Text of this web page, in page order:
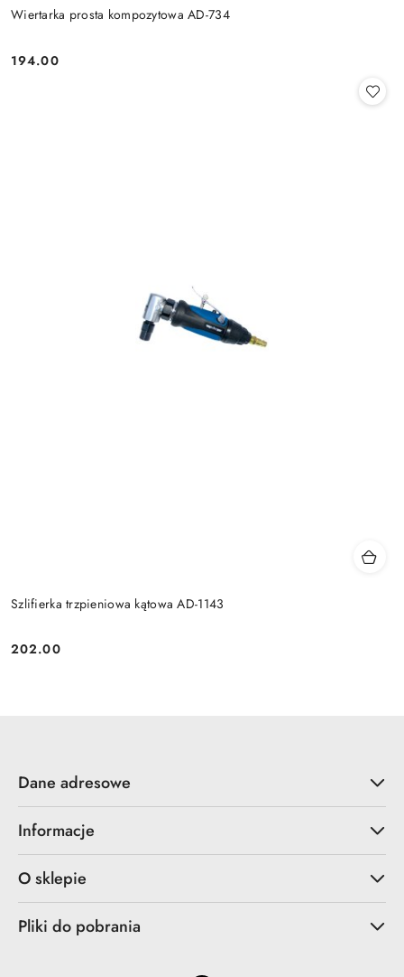
Wiertarka prosta kompozytowa AD-734
Cena:
194.00
Szlifierka trzpieniowa kątowa AD-1143
Cena:
202.00
Dane adresowe
Informacje
O sklepie
Pliki do pobrania